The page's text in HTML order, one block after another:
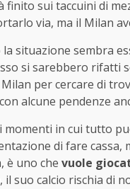
finito sui taccuini di
via, ma il Milan
la situazione sembra
si sarebbero rifatti
per cercare di
alcune pendenze
momenti in cui tutto
di fare
è uno che vuole
il suo calcio rischia di